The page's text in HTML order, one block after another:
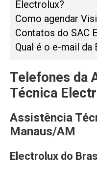
Electrolux?
Como agendar
Contatos do SAC
Qual é o e-mail da
Telefones da
Técnica
Assistência
Manaus/AM
Electrolux do